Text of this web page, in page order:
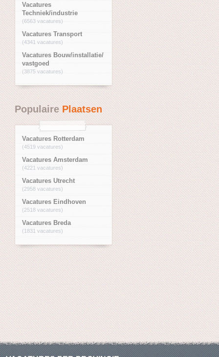
Vacatures
Techniek/industrie
(6563 vacatures)
Vacatures Transport
(4341 vacatures)
Vacatures Bouw/installatie/
vastgoed
(3875 vacatures)
PopulairePlaatsen
Vacatures Rotterdam
(4519 vacatures)
Vacatures Amsterdam
(4221 vacatures)
Vacatures Utrecht
(2958 vacatures)
Vacatures Eindhoven
(2518 vacatures)
Vacatures Breda
(1831 vacatures)